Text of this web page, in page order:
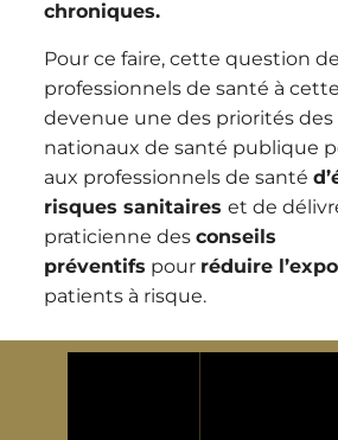
chroniques.
Pour ce faire, cette question
professionnels de santé à
devenue une des priorités
nationaux de santé publique
aux professionnels de santé
risques sanitaires et de
praticienne des conseils
préventifs pour réduire
patients à risque.